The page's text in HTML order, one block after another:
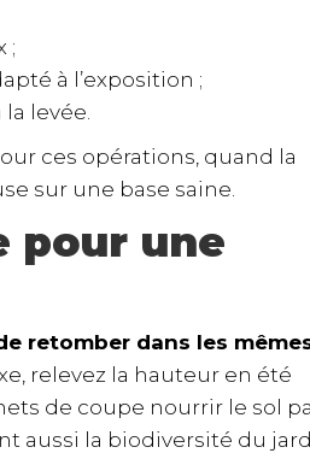
;
à l’exposition ;
la levée.
ces opérations, quand la
sur une base saine.
pour une
retomber dans les
relevez la hauteur en été
de coupe nourrir le sol
aussi la biodiversité du